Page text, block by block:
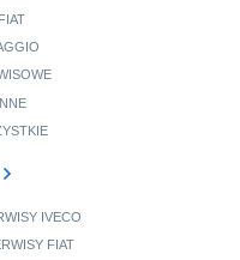
IVECO
FIAT